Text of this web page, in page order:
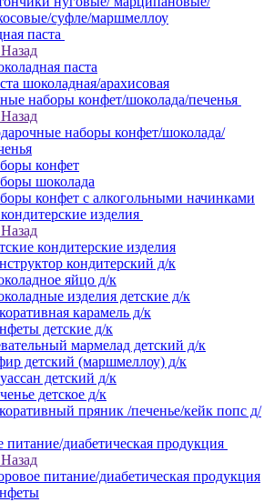
суфле/маршмеллоу
паста
Назад
паста
шоколадная/арахисовая
наборы конфет/шоколада/печенья
Назад
наборы конфет/шоколада/
конфет
шоколада
конфет с алкогольными начинками
изделия
Назад
кондитерские изделия
кондитерский д/к
яйцо д/к
изделия детские д/к
карамель д/к
детские д/к
мармелад детский д/к
детский (маршмеллоу) д/к
детский д/к
детское д/к
пряник /печенье/кейк попс д/
питание/диабетическая продукция
Назад
питание/диабетическая продукция